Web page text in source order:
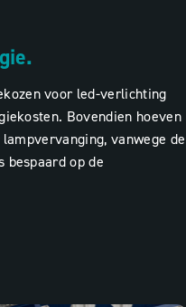
voor led-verlichting
Bovendien hoeven
vanwege de
bespaard op de